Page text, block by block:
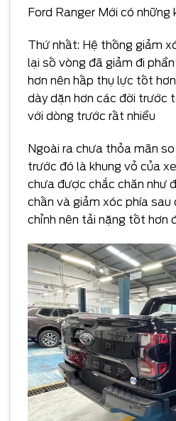
Ford Ranger Mới có những
Thứ nhất: Hệ thống giảm
lại số vòng đã giảm đi
hơn nên hấp thụ lực tốt
dày dặn hơn các đời trước
với dòng trước rất nhiều
Ngoài ra chưa thỏa mãn
trước đó là khung vỏ của
chưa được chắc chăn như
chấn và giảm xóc phía
chỉnh nên tải nặng tốt hơn